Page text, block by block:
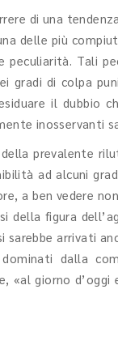
di una
delle più
peculiarità. Tali
gradi di colpa
il dubbio
inosservanti
prevalente
ad alcuni
a ben vedere
della figura
sarebbe arrivati
dalla
giorno